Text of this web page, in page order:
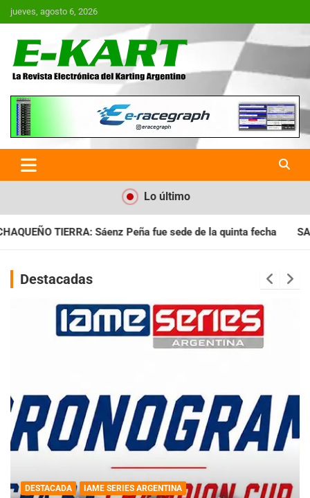
Saltar
al
jueves, agosto 6, 2026
E-Kart.com.ar | La Revista
Electrónica del Karting en
Argentina
Lo último
sede de la quinta fecha SANTIAGUEÑO: Se cumplió con la
Destacadas
DESTACADA IAME SERIES ARGENTINA